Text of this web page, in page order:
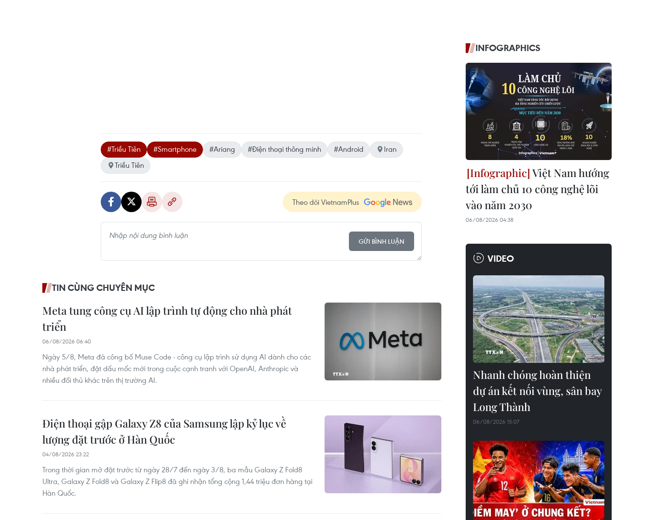
#Triều Tiên #Smartphone #Ariang #Điện thoại thông minh #Android
Iran
Triều Tiên
Theo dõi VietnamPlus
GỬI BÌNH LUẬN
TIN CÙNG CHUYÊN MỤC
Meta tung công cụ AI lập trình tự động cho nhà phát
triển
06/08/2026 06:40
Ngày 5/8, Meta đã công bố Muse Code - công cụ lập trình sử dụng AI dành cho các
nhà phát triển, đặt dấu mốc mới trong cuộc cạnh tranh với OpenAI, Anthropic và
nhiều đối thủ khác trên thị trường AI.
Điện thoại gập Galaxy Z8 của Samsung lập kỷ lục về
lượng đặt trước ở Hàn Quốc ​
04/08/2026 23:22
Trong thời gian mở đặt trước từ ngày 28/7 đến ngày 3/8, ba mẫu Galaxy Z Fold8
Ultra, Galaxy Z Fold8 và Galaxy Z Flip8 đã ghi nhận tổng cộng 1,44 triệu đơn hàng tại
Hàn Quốc.
INFOGRAPHICS
Việt Nam hướng
tới làm chủ 10 công nghệ lõi
vào năm 2030
06/08/2026 04:38
VIDEO
Nhanh chóng hoàn thiện
dự án kết nối vùng, sân bay
Long Thành
06/08/2026 15:07